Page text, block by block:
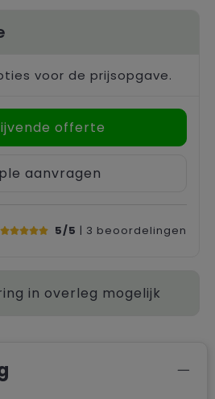
voor de prijsopgave.
offerte
aanvragen
5/5 | 3 beoordelingen
in overleg mogelijk